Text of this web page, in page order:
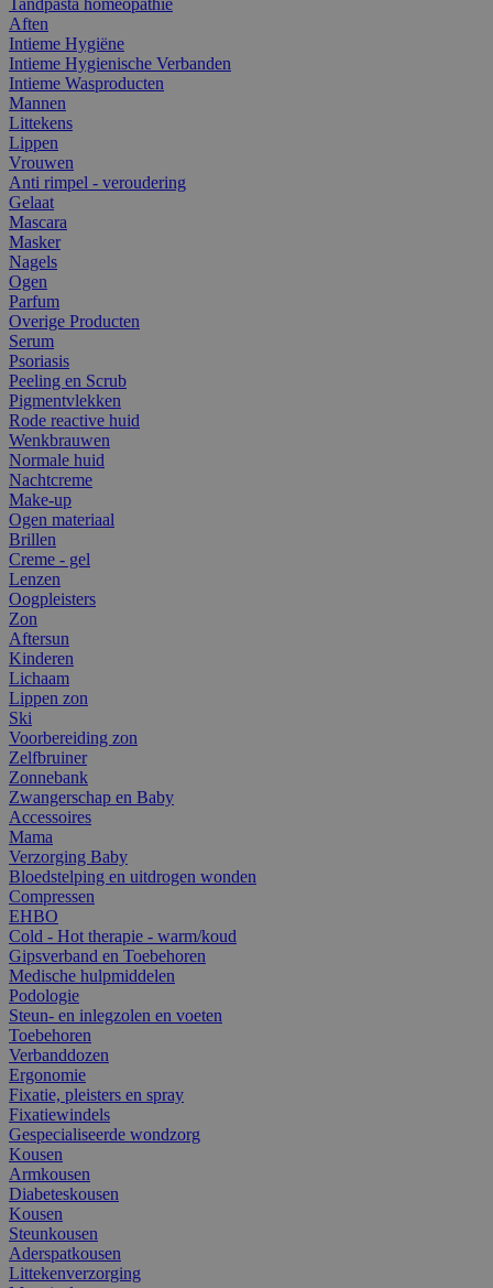
Aften
Intieme Hygiëne
Intieme Hygienische Verbanden
Intieme Wasproducten
Mannen
Littekens
Lippen
Vrouwen
Anti rimpel - veroudering
Gelaat
Mascara
Masker
Nagels
Ogen
Parfum
Overige Producten
Serum
Psoriasis
Peeling en Scrub
Pigmentvlekken
Rode reactive huid
Wenkbrauwen
Normale huid
Nachtcreme
Make-up
Ogen materiaal
Brillen
Creme - gel
Lenzen
Oogpleisters
Zon
Aftersun
Kinderen
Lichaam
Lippen zon
Ski
Voorbereiding zon
Zelfbruiner
Zonnebank
Zwangerschap en Baby
Accessoires
Mama
Verzorging Baby
Bloedstelping en uitdrogen wonden
Compressen
EHBO
Cold - Hot therapie - warm/koud
Gipsverband en Toebehoren
Medische hulpmiddelen
Podologie
Steun- en inlegzolen en voeten
Toebehoren
Verbanddozen
Ergonomie
Fixatie, pleisters en spray
Fixatiewindels
Gespecialiseerde wondzorg
Kousen
Armkousen
Diabeteskousen
Kousen
Steunkousen
Aderspatkousen
Littekenverzorging